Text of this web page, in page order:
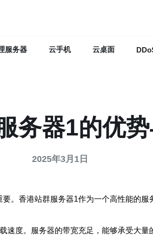
服务器 云手机 云桌面
务器1的优
2025年3月1日
。香港站群服务器1作为一个高性能的
度。服务器的带宽充足，能够承受大量